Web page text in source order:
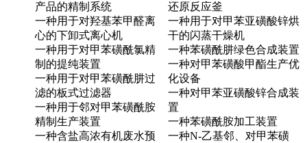
产品的精制系统
一种用于对羟基苯甲醛离
心的下卸式离心机
一种用于对甲苯磺酰氯精
制的提纯装置
一种用于对甲苯磺酰肼过
滤的板式过滤器
一种用于邻对甲苯磺酰胺
精制生产装置
一种含盐高浓有机废水预
还原反应釜
一种用于对甲苯亚磺酸锌烘
干的闪蒸干燥机
一种苯磺酰肼绿色合成装置
一种对甲苯磺酸甲酯生产优
化设备
一种对甲苯亚磺酸锌合成装
置
一种苯磺酰胺加工装置
一种N-乙基邻、对甲苯磺